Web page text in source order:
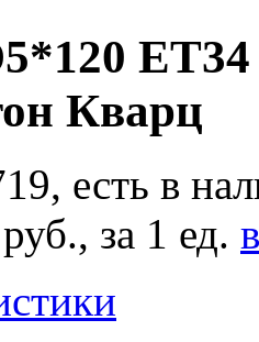
Кварц
есть в
руб., за 1 ед.